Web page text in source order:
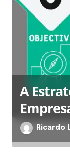
Gestão
Ricardo